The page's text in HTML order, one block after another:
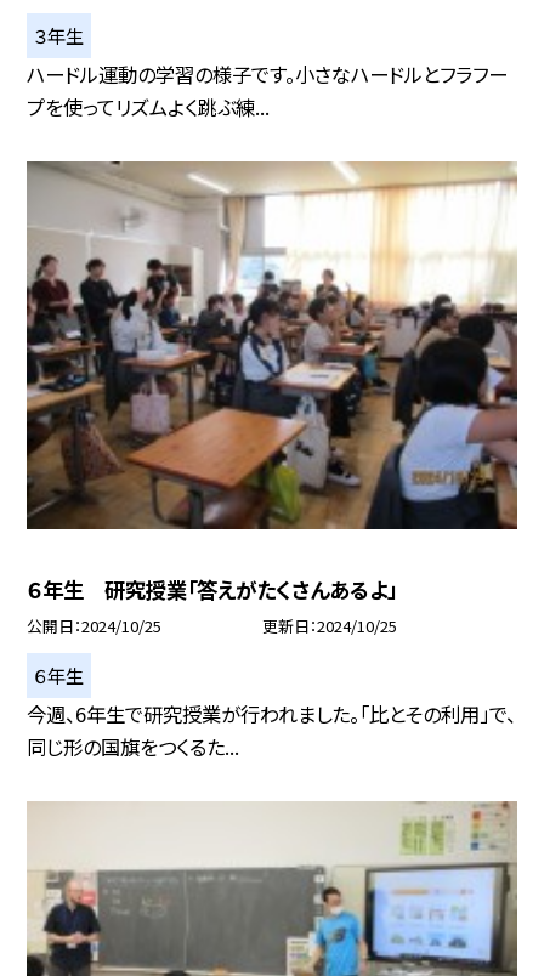
３年生
ハードル運動の学習の様子です。小さなハードルとフラフー
プを使ってリズムよく跳ぶ練...
６年生 研究授業「答えがたくさんあるよ」
公開日 2024/10/25 更新日 2024/10/25
６年生
今週、6年生で研究授業が行われました。「比とその利用」で、
同じ形の国旗をつくるた...